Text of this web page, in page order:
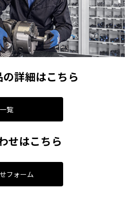
詳細はこちら
覧
せはこちら
フォーム